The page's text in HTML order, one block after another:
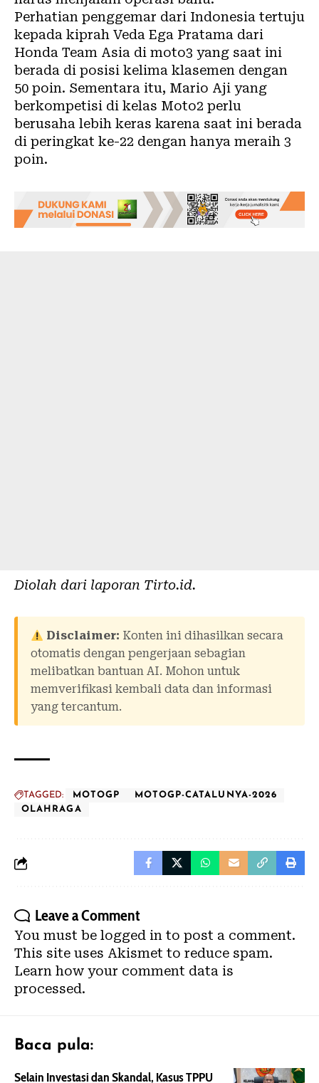
Perhatian penggemar dari Indonesia tertuju
kepada kiprah Veda Ega Pratama dari
Honda Team Asia di moto3 yang saat ini
berada di posisi kelima klasemen dengan
50 poin. Sementara itu, Mario Aji yang
berkompetisi di kelas Moto2 perlu
berusaha lebih keras karena saat ini berada
di peringkat ke-22 dengan hanya meraih 3
poin.
Diolah dari laporan Tirto.id.
Disclaimer: Konten ini dihasilkan secara
otomatis dengan pengerjaan sebagian
melibatkan bantuan AI. Mohon untuk
memverifikasi kembali data dan informasi
yang tercantum.
TAGGED: MOTOGP
MOTOGP-CATALUNYA-2026
OLAHRAGA
Leave a Comment
You must be logged in to post a comment.
This site uses Akismet to reduce spam.
Learn how your comment data is
processed.
Baca pula:
Selain Investasi dan Skandal, Kasus TPPU